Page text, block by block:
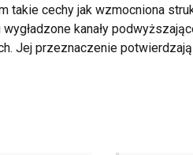
cechy jak wzmocniona
kanały
Jej przeznaczenie